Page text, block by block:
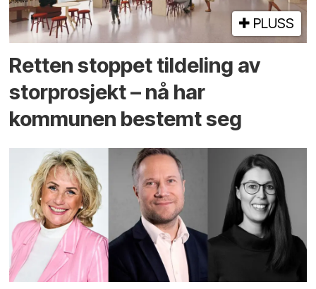
PLUSS
Retten stoppet tildeling av
storprosjekt – nå har
kommunen bestemt seg